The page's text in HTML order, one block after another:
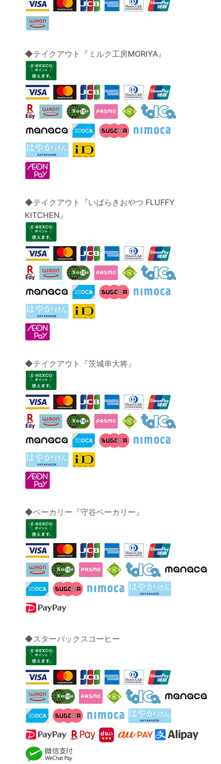
◆テイクアウト『ミルク工房MORIYA』
◆テイクアウト『いばらきおやつ FLUFFY
KITCHEN』
◆テイクアウト『茨城串大将』
◆ベーカリー『守谷ベーカリー』
◆スターバックスコーヒー